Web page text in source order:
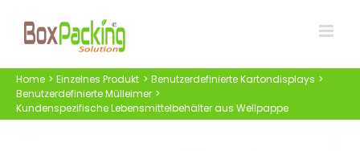
Home Einzelnes Produkt
Benutzerdefinierte Kartondisplays
Benutzerdefinierte Mülleimer
Kundenspezifische Lebensmittelbehälter aus Wellpappe